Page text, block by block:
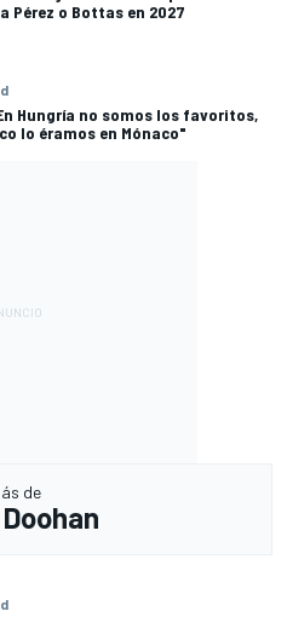
Pérez o Bottas en 2027
Hungría no somos los favoritos,
lo éramos en Mónaco"
de